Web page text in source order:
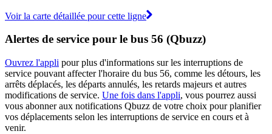
Voir la carte détaillée pour cette ligne
Alertes de service pour le bus 56 (Qbuzz)
Ouvrez l'appli pour plus d'informations sur les interruptions de
service pouvant affecter l'horaire du bus 56, comme les détours, les
arrêts déplacés, les départs annulés, les retards majeurs et autres
modifications de service. Une fois dans l'appli, vous pourrez aussi
vous abonner aux notifications Qbuzz de votre choix pour planifier
vos déplacements selon les interruptions de service en cours et à
venir.